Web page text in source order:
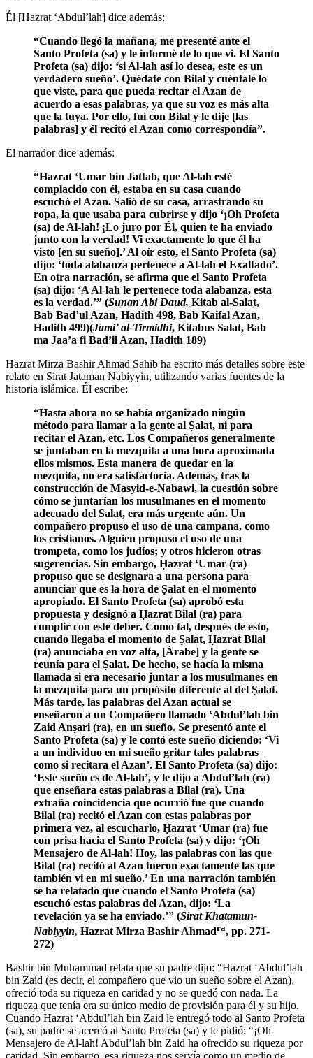
Él [Hazrat ‘Abdul’lah] dice además:
“Cuando llegó la mañana, me presenté ante el
Santo Profeta (sa) y le informé de lo que vi. El Santo
Profeta (sa) dijo: ‘si Al-lah así lo desea, este es un
verdadero sueño’. Quédate con Bilal y cuéntale lo
que viste, para que pueda recitar el Azan de
acuerdo a esas palabras, ya que su voz es más alta
que la tuya. Por ello, fui con Bilal y le dije [las
palabras] y él recitó el Azan como correspondía”.
El narrador dice además:
“Hazrat ‘Umar bin Jattab, que Al-lah esté
complacido con él, estaba en su casa cuando
escuchó el Azan. Salió de su casa, arrastrando su
ropa, la que usaba para cubrirse y dijo ‘¡Oh Profeta
(sa) de Al-lah! ¡Lo juro por Él, quien te ha enviado
junto con la verdad! Vi exactamente lo que él ha
visto [en su sueño].’ Al oír esto, el Santo Profeta (sa)
dijo: ‘toda alabanza pertenece a Al-lah el Exaltado’.
En otra narración, se afirma que el Santo Profeta
(sa) dijo: ‘A Al-lah le pertenece toda alabanza, esta
es la verdad.’” (Sunan Abi Daud, Kitab al-Salat,
Bab Bad’ul Azan, Hadith 498, Bab Kaifal Azan,
Hadith 499)(Jami’ al-Tirmidhi, Kitabus Salat, Bab
ma Jaa’a fi Bad’il Azan, Hadith 189)
Hazrat Mirza Bashir Ahmad Sahib ha escrito más detalles sobre este
relato en Sirat Jataman Nabiyyin, utilizando varias fuentes de la
historia islámica. Él escribe:
“Hasta ahora no se había organizado ningún
método para llamar a la gente al Ṣalat, ni para
recitar el Azan, etc. Los Compañeros generalmente
se juntaban en la mezquita a una hora aproximada
ellos mismos. Esta manera de quedar en la
mezquita, no era satisfactoria. Además, tras la
construcción de Masyid-e-Nabawi, la cuestión sobre
cómo se juntarían los musulmanes en el momento
adecuado del Salat, era más urgente aún. Un
compañero propuso el uso de una campana, como
los cristianos. Alguien propuso el uso de una
trompeta, como los judíos; y otros hicieron otras
sugerencias. Sin embargo, Ḥazrat ‘Umar (ra)
propuso que se designara a una persona para
anunciar que es la hora de Ṣalat en el momento
apropiado. El Santo Profeta (sa) aprobó esta
propuesta y designó a Ḥazrat Bilal (ra) para
cumplir con este deber. Como tal, después de esto,
cuando llegaba el momento de Ṣalat, Ḥazrat Bilal
(ra) anunciaba en voz alta, [Árabe] y la gente se
reunía para el Ṣalat. De hecho, se hacía la misma
llamada si era necesario juntar a los musulmanes en
la mezquita para un propósito diferente al del Ṣalat.
Más tarde, las palabras del Azan actual se
enseñaron a un Compañero llamado ‘Abdul’lah bin
Zaid Anṣari (ra), en un sueño. Se presentó ante el
Santo Profeta (sa) y le contó este sueño diciendo: ‘Vi
a un individuo en mi sueño gritar tales palabras
como si recitara el Azan’. El Santo Profeta (sa) dijo:
‘Este sueño es de Al-lah’, y le dijo a Abdul’lah (ra)
que enseñara estas palabras a Bilal (ra). Una
extraña coincidencia que ocurrió fue que cuando
Bilal (ra) recitó el Azan con estas palabras por
primera vez, al escucharlo, Ḥazrat ‘Umar (ra) fue
con prisa hacia el Santo Profeta (sa) y dijo: ‘¡Oh
Mensajero de Al-lah! Hoy, las palabras con las que
Bilal (ra) recitó al Azan fueron exactamente las que
también vi en mi sueño.’ En una narración también
se ha relatado que cuando el Santo Profeta (sa)
escuchó estas palabras del Azan, dijo: ‘La
revelación ya se ha enviado.’” (Sirat Khatamun-
Nabiyyin, Hazrat Mirza Bashir Ahmadra, pp. 271-
272)
Bashir bin Muhammad relata que su padre dijo: “Hazrat ‘Abdul’lah
bin Zaid (es decir, el compañero que vio un sueño sobre el Azan),
ofreció toda su riqueza en caridad y no se quedó con nada. La
riqueza que tenía era su único medio de provisión para él y su hijo.
Cuando Hazrat ‘Abdul’lah bin Zaid le entregó todo al Santo Profeta
(sa), su padre se acercó al Santo Profeta (sa) y le pidió: “¡Oh
Mensajero de Al-lah! Abdul’lah bin Zaid ha ofrecido su riqueza por
caridad. Sin embargo, esa riqueza nos servía como un medio de